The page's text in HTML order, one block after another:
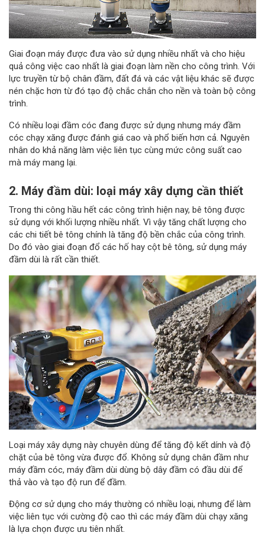
Giai đoạn máy được đưa vào sử dụng nhiều nhất và cho hiệu
quả công việc cao nhất là giai đoạn làm nền cho công trình. Với
lực truyền từ bộ chân đầm, đất đá và các vật liệu khác sẽ được
nén chặc hơn từ đó tạo độ chắc chắn cho nền và toàn bộ công
trình.
Có nhiều loại đầm cóc đang được sử dụng nhưng máy đầm
cóc chạy xăng được đánh giá cao và phổ biến hơn cả. Nguyên
nhân do khả năng làm việc liên tục cùng mức công suất cao
mà máy mang lại.
2. Máy đầm dùi: loại máy xây dựng cần thiết
Trong thi công hầu hết các công trình hiện nay, bê tông được
sử dụng với khối lượng nhiều nhất. Vì vậy tăng chất lượng cho
các chi tiết bê tông chính là tăng độ bền chắc của công trình.
Do đó vào giai đoạn đổ các hố hay cột bê tông, sử dụng máy
đầm dùi là rất cần thiết.
Loại máy xây dựng này chuyên dùng để tăng độ kết dính và độ
chặt của bê tông vừa được đổ. Không sử dụng chân đầm như
máy đầm cóc, máy đầm dùi dùng bộ dây đầm có đầu dùi để
thả vào và tạo độ run để đầm.
Động cơ sử dụng cho máy thường có nhiều loại, nhưng để làm
việc liên tục với cường độ cao thì các máy đầm dùi chạy xăng
là lựa chọn được ưu tiên nhất.